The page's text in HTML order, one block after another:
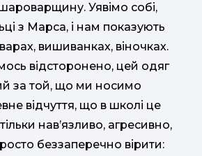
Уявімо собі,
з Марса, і нам показують
вишиванках, віночках.
відсторонено, цей одяг
за той, що ми носимо
відчуття, що в школі це
нав’язливо, агресивно,
беззаперечно вірити: